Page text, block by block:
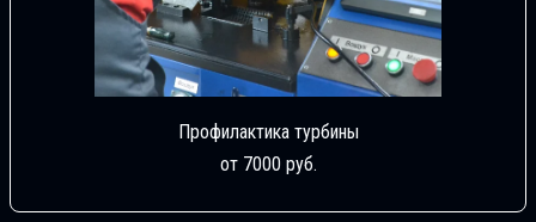
Профилактика турбины
от 7000 руб.